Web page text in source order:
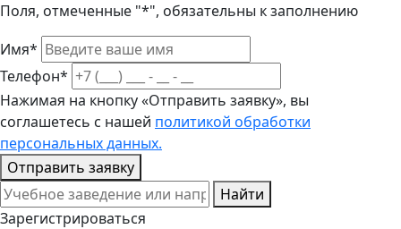
Поля, отмеченные "*", обязательны к заполнению
Имя*
Телефон*
Нажимая на кнопку «Отправить заявку», вы
соглашетесь с нашей политикой обработки
персональных данных.
Отправить заявку
Найти
Зарегистрироваться